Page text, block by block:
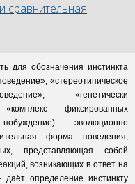
сравнительная
для обозначения инстинкта
«стереотипическое
«генетически
фиксированных
– эволюционно
форма поведения,
представляющая собой
возникающих в ответ на
определение инстинкту